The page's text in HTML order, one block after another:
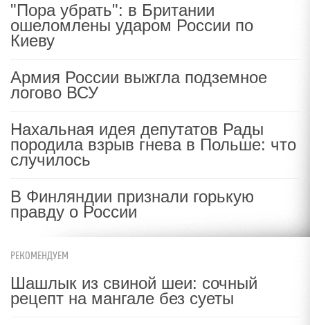
"Пора убрать": в Британии
ошеломлены ударом России по
Киеву
Армия России выжгла подземное
логово ВСУ
Нахальная идея депутатов Рады
породила взрыв гнева в Польше: что
случилось
В Финляндии признали горькую
правду о России
РЕКОМЕНДУЕМ
Шашлык из свиной шеи: сочный
рецепт на мангале без суеты